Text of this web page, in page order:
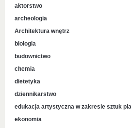
aktorstwo
archeologia
Architektura wnętrz
biologia
budownictwo
chemia
dietetyka
dziennikarstwo
edukacja artystyczna w zakresie sztuk
ekonomia